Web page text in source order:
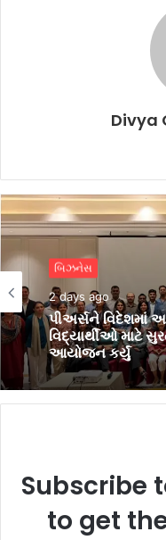
Divya
બિઝનેસ
2 days ago
પીઅર્સને વિદેશમાં
વિદ્યાર્થીઓ માટે
આયોજન કર્યું
એજ્યુકેશન
3 days ago
વિદ્યાર્થીઓમાં
અભિવ્યક્તિ,
ખાતે વિવિધ
Subscribe
to get